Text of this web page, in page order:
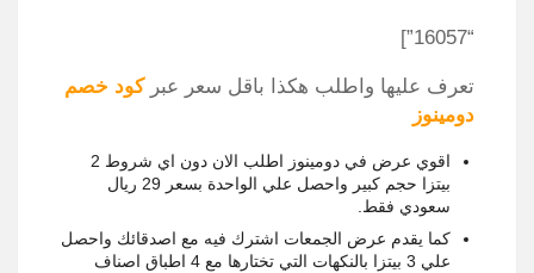
“16057”]
تعرف عليها واطلب هكذا باقل سعر عبركود خصم
دومينوز
اقوي عرض في دومينوز اطلب الان دون اي شروط 2
بيتزا حجم كبير واحصل علي الواحدة بسعر 29 ريال
سعودي فقط.
كما يقدم عرض الجمعات اشترك فيه مع اصدقائك واحصل
علي 3 بيتزا بالنكهات التي تختارها مع 4 اطباق اصناف